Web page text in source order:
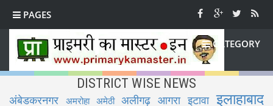
PAGES
CATEGORY
DISTRICT WISE NEWS
अंबेडकरनगर अमरोहा अमेठी अलीगढ़ आगरा इटावा इलाहाबाद